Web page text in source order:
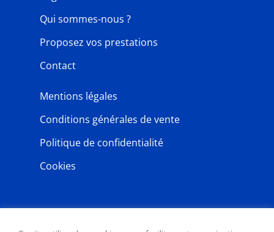
Qui sommes-nous ?
Proposez vos prestations
Contact
Mentions légales
Conditions générales de vente
Politique de confidentialité
Cookies